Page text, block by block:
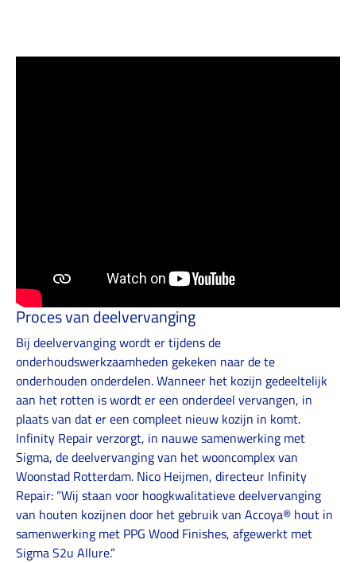
Proces van deelvervanging
Bij deelvervanging wordt er tijdens de
onderhoudswerkzaamheden gekeken naar de te
onderhouden onderdelen. Wanneer het kozijn gedeeltelijk
aan het rotten is wordt er een onderdeel vervangen, in
plaats van dat er een compleet nieuw kozijn in komt.
Infinity Repair verzorgt, in nauwe samenwerking met
Sigma, de deelvervanging van het wooncomplex van
Woonstad Rotterdam. Nico Heijmen, directeur Infinity
Repair: “Wij staan voor hoogkwalitatieve deelvervanging
van houten kozijnen door het gebruik van Accoya® hout in
samenwerking met PPG Wood Finishes, afgewerkt met
Sigma S2u Allure.”